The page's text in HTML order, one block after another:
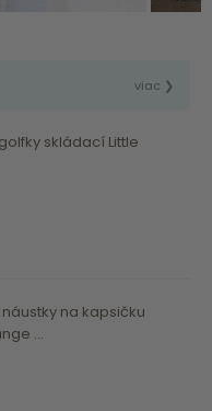
viac ❯
skládací Little
na kapsičku
...